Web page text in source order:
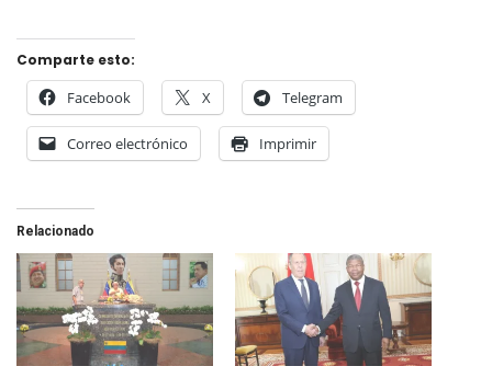
Comparte esto:
Facebook X Telegram
Correo electrónico Imprimir
Relacionado